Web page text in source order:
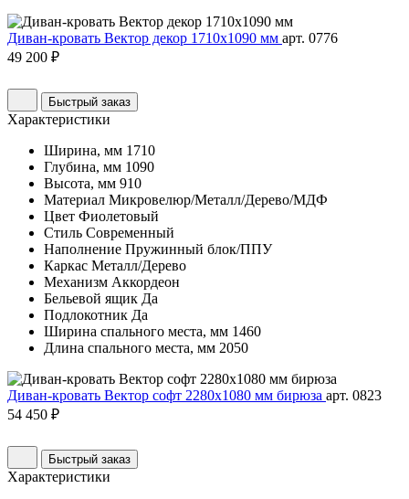
Диван-кровать Вектор декор 1710х1090 мм арт. 0776
49 200 ₽
Быстрый заказ
Характеристики
Ширина, мм 1710
Глубина, мм 1090
Высота, мм 910
Материал Микровелюр/Металл/Дерево/МДФ
Цвет Фиолетовый
Стиль Современный
Наполнение Пружинный блок/ППУ
Каркас Металл/Дерево
Механизм Аккордеон
Бельевой ящик Да
Подлокотник Да
Ширина спального места, мм 1460
Длина спального места, мм 2050
Диван-кровать Вектор софт 2280х1080 мм бирюза арт. 0823
54 450 ₽
Быстрый заказ
Характеристики